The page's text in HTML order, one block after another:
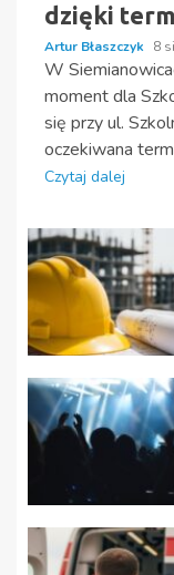
dzięki
Artur Błaszczyk 8
W
moment dla
się przy ul.
oczekiwana
Czytaj dalej